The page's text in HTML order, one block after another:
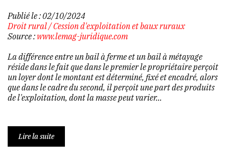
Publié le :02/10/2024
Droit rural/Cession d'exploitation et baux ruraux
Source : www.lemag-juridique.com
La différence entre un bail à ferme et un bail à métayage
réside dans le fait que dans le premier le propriétaire perçoit
un loyer dont le montant est déterminé, fixé et encadré, alors
que dans le cadre du second, il perçoit une part des produits
de l'exploitation, dont la masse peut varier...
Lire la suite